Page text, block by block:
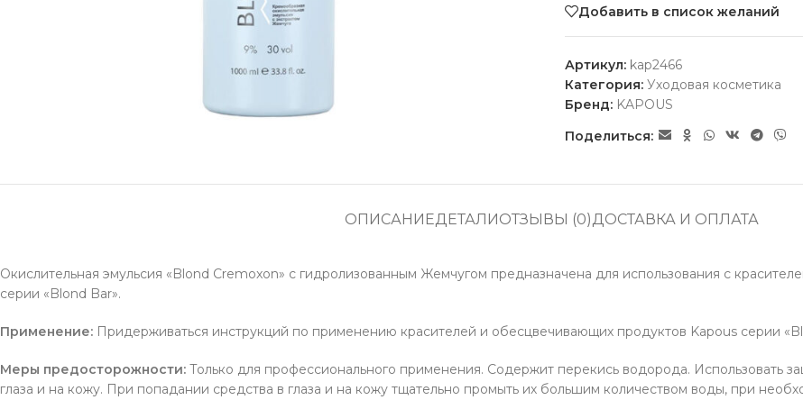
Добавить в список желаний
Артикул: kap2466
Категория: Уходовая косметика
Бренд: KAPOUS
Поделиться:
ОПИСАНИЕДЕТАЛИОТЗЫВЫ (0)ДОСТАВКА И ОПЛАТА
Окислительная эмульсия «Blond Cremoxon» c гидролизованным Жемчугом предназначена для использования с
серии «Blond Bar».
Применение: Придерживаться инструкций по применению красителей и обесцвечивающих продуктов Kapous серии
Меры предосторожности: Только для профессионального применения. Содержит перекись водорода. Использовать
глаза и на кожу. При попадании средства в глаза и на кожу тщательно промыть их большим количеством воды, при